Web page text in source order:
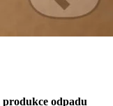
produkce odpadu